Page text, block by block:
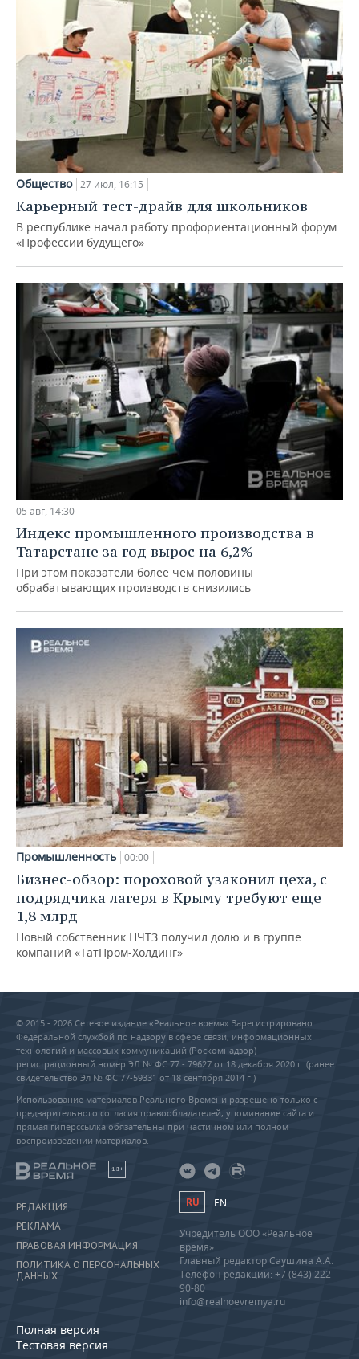
Общество 27 июл, 16:15
Карьерный тест-драйв для школьников
В республике начал работу профориентационный форум
«Профессии будущего»
05 авг, 14:30
Индекс промышленного производства в
Татарстане за год вырос на 6,2%
При этом показатели более чем половины
обрабатывающих производств снизились
Промышленность 00:00
Бизнес-обзор: пороховой узаконил цеха, с
подрядчика лагеря в Крыму требуют еще
1,8 млрд
Новый собственник НЧТЗ получил долю и в группе
компаний «ТатПром-Холдинг»
© 2015 - 2026 Сетевое издание «Реальное время» Зарегистрировано
Федеральной службой по надзору в сфере связи, информационных
технологий и массовых коммуникаций (Роскомнадзор) –
регистрационный номер ЭЛ № ФС 77 - 79627 от 18 декабря 2020 г. (ранее
свидетельство Эл № ФС 77-59331 от 18 сентября 2014 г.)
Использование материалов Реального Времени разрешено только с
предварительного согласия правообладателей, упоминание сайта и
прямая гиперссылка обязательны при частичном или полном
воспроизведении материалов.
18+
РЕДАКЦИЯ
РЕКЛАМА
ПРАВОВАЯ ИНФОРМАЦИЯ
ПОЛИТИКА О ПЕРСОНАЛЬНЫХ
ДАННЫХ
Полная версия
Тестовая версия
RU EN
Учредитель ООО «Реальное
время»
Главный редактор Саушина А.А.
Телефон редакции: +7 (843) 222-
90-80
info@realnoevremya.ru